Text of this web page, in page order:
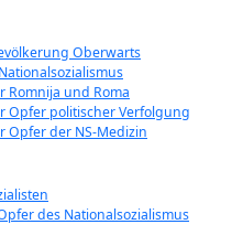
Oberwarts
und Roma
Opfer politischer Verfolgung
Opfer der NS-Medizin
des Nationalsozialismus